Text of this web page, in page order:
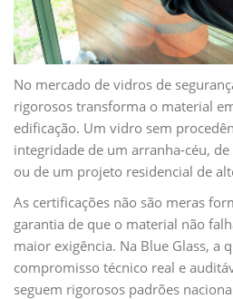
No mercado de vidros de
rigorosos transforma o material
edificação. Um vidro sem
integridade de um arranha-céu,
ou de um projeto residencial de
As certificações não são meras
garantia de que o material não
maior exigência. Na Blue Glass, a
compromisso técnico real e
seguem rigorosos padrões